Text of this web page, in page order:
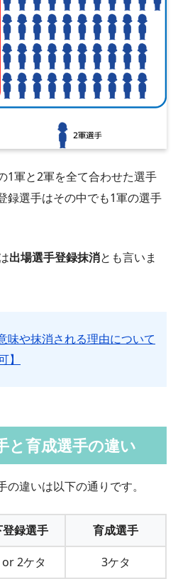
1軍と2軍を全て合わせた選手
録選手はその中でも1軍の選手
出場選手登録抹消とも言いま
味や抹消される理由について
】
と育成選手の違い
違いは以下の通りです。
録選手 育成選手
2ケタ 3ケタ